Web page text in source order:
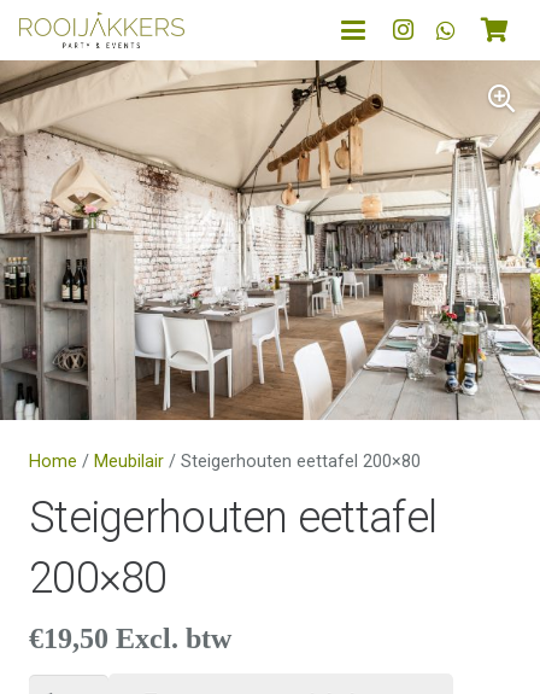
Home / Meubilair / Steigerhouten eettafel 200×80
Steigerhouten eettafel
200×80
€19,50 Excl. btw
Steigerhouten